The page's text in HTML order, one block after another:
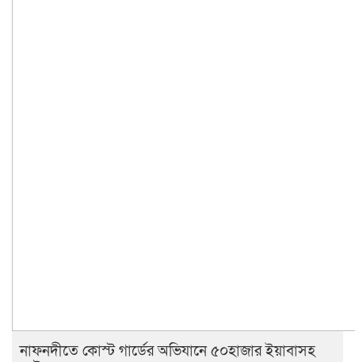
নাফনদীতে কোস্ট গার্ডের অভিযানে ৫০হাজার ইয়াবাসহ